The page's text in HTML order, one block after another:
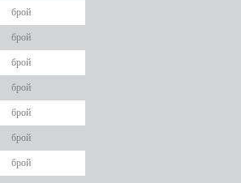
брой
брой
брой
брой
брой
брой
брой